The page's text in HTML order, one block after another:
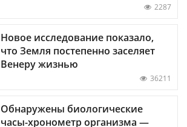
2287
Новое исследование показало,
что Земля постепенно заселяет
Венеру жизнью
36211
Обнаружены биологические
часы-хронометр организма —